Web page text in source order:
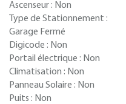
Ascenseur : Non
Type de Stationnement :
Garage Fermé
Digicode : Non
Portail électrique : Non
Climatisation : Non
Panneau Solaire : Non
Puits : Non